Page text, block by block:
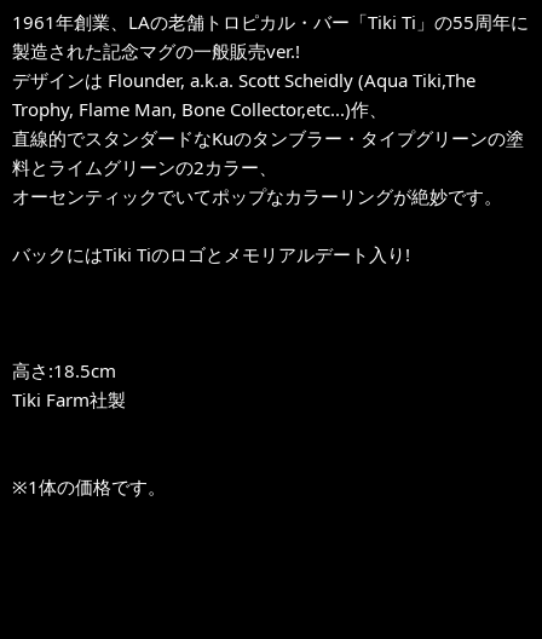
1961年創業、LAの老舗トロピカル・バー「Tiki Ti」の55周年に
製造された記念マグの一般販売ver.!
デザインは Flounder, a.k.a. Scott Scheidly (Aqua Tiki,The
Trophy, Flame Man, Bone Collector,etc...)作、
直線的でスタンダードなKuのタンブラー・タイプグリーンの塗
料とライムグリーンの2カラー、
オーセンティックでいてポップなカラーリングが絶妙です。
バックにはTiki Tiのロゴとメモリアルデート入り!
高さ:18.5cm
Tiki Farm社製
※1体の価格です。